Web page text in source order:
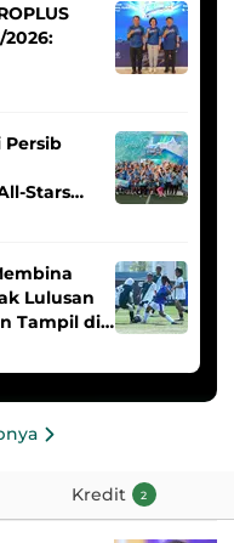
2026:
Persib
Stars
Lulusan
Tampil di
Kredit 2